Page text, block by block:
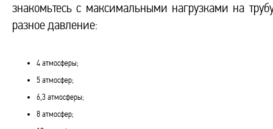
знакомьтесь с максимальными нагрузками на
разное давление:
4 атмосферы;
5 атмосфер;
6,3 атмосферы;
8 атмосфер;